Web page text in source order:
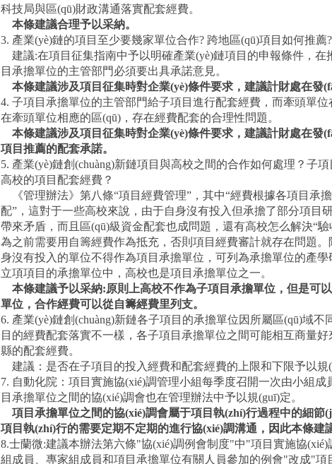
科技局與區(qū)財政溝通落實配套經費。
本條建議合理予以采納。
3. 產業(yè)鏈的項目至少要幾家單位合作? 跨地區(qū)項目如何推薦?
建議:在項目征集指南中予以明確產業(yè)鏈項目的申報條件，
目承擔單位的主管部門必須要出具承諾意見。
本條建議涉及項目征集時對企業(yè)條件要求，建議計財處在發(fā)
4. 子項目承擔單位的主管部門給子項目進行配套經費，而牽頭單位
在牽頭單位相應的區(qū)，存在經費配套的合理性問題。
本條建議涉及項目征集時對企業(yè)條件要求，建議計財處在發
項目推薦的配套承諾。
5. 產業(yè)鏈創(chuàng)新鏈項目與高校之間的合作如何處理？子
高校的項目配套經費？
《管理辦法》第八條“項目經費管理”，其中“經費根據各項目承
配”，這對于一些高校來說，由于自身沒有投入但承擔了部分項
帶來矛盾，而且區(qū)級資金配套也成問題，還有高校怎么解決“
為之前需要用自籌經費作為抵充，否則項目經費審計就存在問題
身沒有投入的單位不得作為項目承擔單位，可列為承擔單位的產學研合
立項項目的承擔單位中，高校也是項目承擔單位之一。
本條建議予以采納:原則上高校不作為子項目承擔單位，但是可
單位，合作經費可以從自籌經費里列支。
6. 產業(yè)鏈創(chuàng)新鏈各子項目的承擔單位因所屬區(qū)域不同
目的經費配套落實不一樣，各子項目承擔單位之間可能相互商量
縣的配套經費。
建議：是否在子項目的投入經費和配套經費的上限和下限予以規(guī)
7. 自動化院：項目實施協(xié)調管理小組每季度召開一次由小組成員
目承擔單位之間的協(xié)調會也在管理辦法中予以規(guī)定。
項目承擔單位之間的協(xié)調會屬于項目執(zhí)行過程中的細節(jié)
項目執(zhí)行的需要定期不定期的進行協(xié)調溝通，因此本條建議
8.士蘭微:建議本辦法第六條"協(xié)調例會制度"中"項目實施協
組成員、專家組成員和項目承擔單位有關人員參加的例會"改成"項